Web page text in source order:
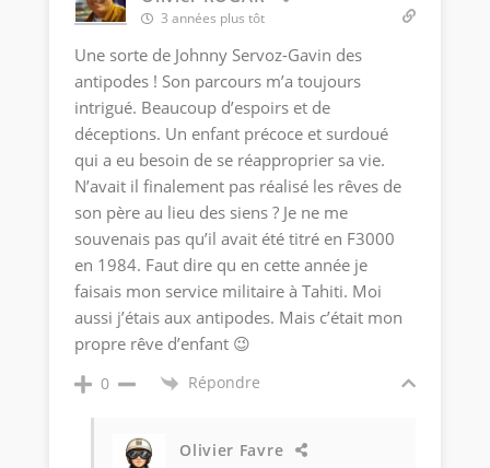
3 années plus tôt
Une sorte de Johnny Servoz-Gavin des
antipodes ! Son parcours m’a toujours
intrigué. Beaucoup d’espoirs et de
déceptions. Un enfant précoce et surdoué
qui a eu besoin de se réapproprier sa vie.
N’avait il finalement pas réalisé les rêves de
son père au lieu des siens ? Je ne me
souvenais pas qu’il avait été titré en F3000
en 1984. Faut dire qu en cette année je
faisais mon service militaire à Tahiti. Moi
aussi j’étais aux antipodes. Mais c’était mon
propre rêve d’enfant 😉
0 Répondre
Olivier Favre